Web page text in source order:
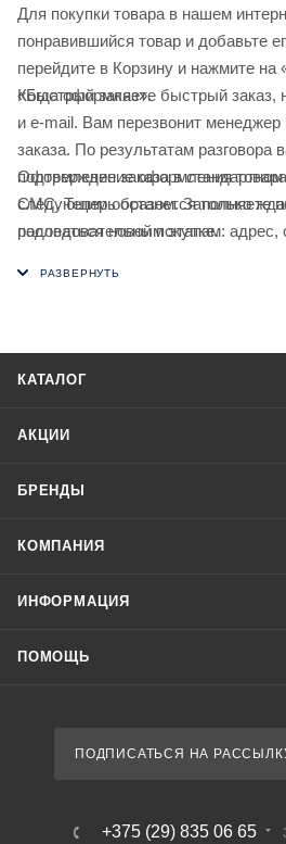
Для покупки товара в нашем
понравившийся товар и добавьте
перейдите в Корзину и нажмите
«Быстрый заказ».
Когда оформляете быстрый
и e-mail. Вам перезвонит менеджер
заказа. По результатам разговора
подтверждение оформления
СМС. Теперь останется только
радоваться новой покупке.
Оформление заказа в
следующим образом. Заполняете
последовательным этапам: адрес,
КАТАЛОГ
АКЦИИ
БРЕНДЫ
КОМПАНИЯ
ИНФОРМАЦИЯ
ПОМОЩЬ
ПОДПИСАТЬСЯ НА
+375 (29) 835 06 65